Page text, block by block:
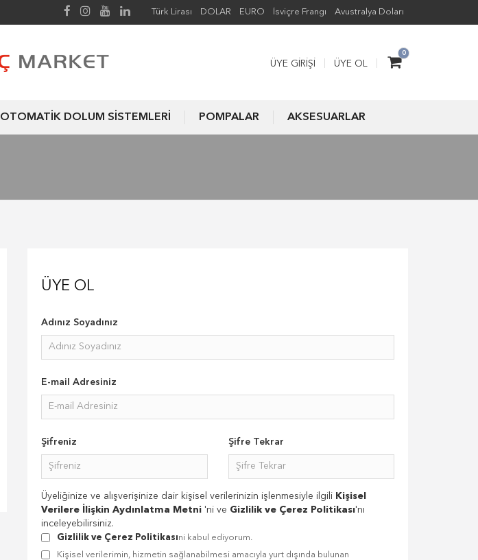
Türk Lirası DOLAR EURO İsviçre Frangı Avustralya Doları
0
ÜYE GIRIŞI ÜYE OL
OTOMATİK DOLUM SİSTEMLERİ POMPALAR AKSESUARLAR
ÜYE OL
Adınız Soyadınız
E-mail Adresiniz
Şifreniz Şifre Tekrar
Üyeliğinize ve alışverişinize dair kişisel verilerinizin işlenmesiyle ilgili Kişisel
Verilere İlişkin Aydınlatma Metni 'ni ve Gizlilik ve Çerez Politikası'nı
inceleyebilirsiniz.
Gizlilik ve Çerez Politikasıni kabul ediyorum.
Kişisel verilerimin, hizmetin sağlanabilmesi amacıyla yurt dışında bulunan